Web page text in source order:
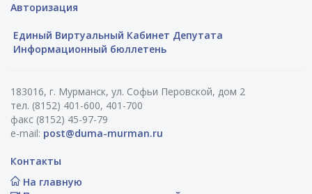
Авторизация
Единый Виртуальный Кабинет Депутата
Информационный бюллетень
183016, г. Мурманск, ул. Софьи Перовской, дом 2
тел. (8152) 401-600, 401-700
факс (8152) 45-97-79
e-mail: post@duma-murman.ru
Контакты
На главную